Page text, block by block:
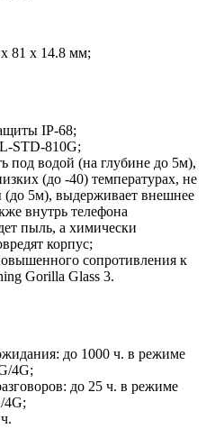
81 x 14.8 мм;
IP-68;
STD-810G;
под водой (на глубине до 5м),
(до -40) температурах, не
(до 5м), выдерживает внешнее
внутрь телефона
пыль, а химически
корпус;
сопротивления к
Gorilla Glass 3.
до 1000 ч. в режиме
4G;
до 25 ч. в режиме
4G;